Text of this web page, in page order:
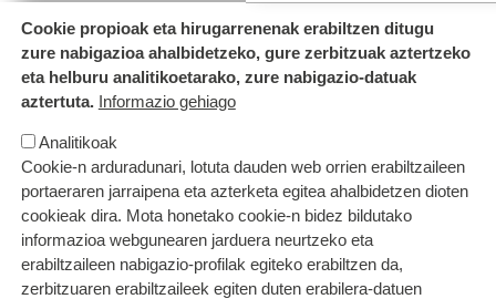
Cookie propioak eta hirugarrenenak erabiltzen ditugu
zure nabigazioa ahalbidetzeko, gure zerbitzuak aztertzeko
eta helburu analitikoetarako, zure nabigazio-datuak
aztertuta. Informazio gehiago
Analitikoak
Cookie-n arduradunari, lotuta dauden web orrien erabiltzaileen
portaeraren jarraipena eta azterketa egitea ahalbidetzen dioten
cookieak dira. Mota honetako cookie-n bidez bildutako
informazioa webgunearen jarduera neurtzeko eta
erabiltzaileen nabigazio-profilak egiteko erabiltzen da,
zerbitzuaren erabiltzaileek egiten duten erabilera-datuen